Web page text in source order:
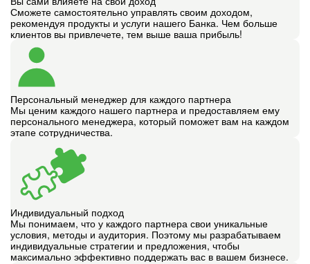
Сможете самостоятельно управлять своим доходом,
рекомендуя продукты и услуги нашего Банка. Чем больше
клиентов вы привлечете, тем выше ваша прибыль!
Персональный менеджер для каждого партнера
Мы ценим каждого нашего партнера и предоставляем ему
персонального менеджера, который поможет вам на каждом
этапе сотрудничества.
Индивидуальный подход
Мы понимаем, что у каждого партнера свои уникальные
условия, методы и аудитория. Поэтому мы разрабатываем
индивидуальные стратегии и предложения, чтобы
максимально эффективно поддержать вас в вашем бизнесе.